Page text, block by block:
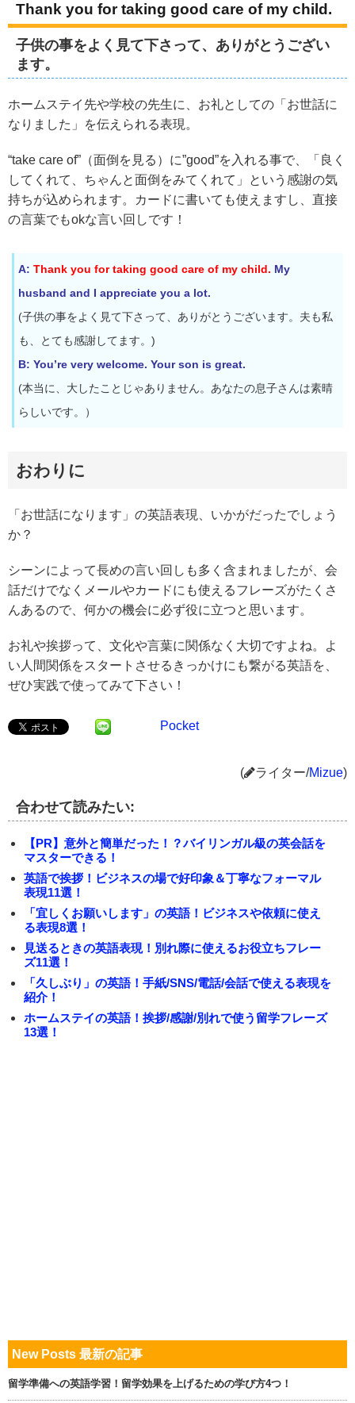
Thank you for taking good care of my child.
子供の事をよく見て下さって、ありがとうござい
ます。
ホームステイ先や学校の先生に、お礼としての「お世話に
なりました」を伝えられる表現。
“take care of”（面倒を見る）に”good”を入れる事で、「良く
してくれて、ちゃんと面倒をみてくれて」という感謝の気
持ちが込められます。カードに書いても使えますし、直接
の言葉でもokな言い回しです！
A: Thank you for taking good care of my child. My
husband and I appreciate you a lot.
(子供の事をよく見て下さって、ありがとうございます。夫も私
も、とても感謝してます。)
B: You’re very welcome. Your son is great.
(本当に、大したことじゃありません。あなたの息子さんは素晴
らしいです。）
おわりに
「お世話になります」の英語表現、いかがだったでしょう
か？
シーンによって長めの言い回しも多く含まれましたが、会
話だけでなくメールやカードにも使えるフレーズがたくさ
んあるので、何かの機会に必ず役に立つと思います。
お礼や挨拶って、文化や言葉に関係なく大切ですよね。よ
い人間関係をスタートさせるきっかけにも繋がる英語を、
ぜひ実践で使ってみて下さい！
Pocket
( ライター/Mizue)
合わせて読みたい:
【PR】意外と簡単だった！？バイリンガル級の英会話を
マスターできる！
英語で挨拶！ビジネスの場で好印象＆丁寧なフォーマル
表現11選！
「宜しくお願いします」の英語！ビジネスや依頼に使え
る表現8選！
見送るときの英語表現！別れ際に使えるお役立ちフレー
ズ11選！
「久しぶり」の英語！手紙/SNS/電話/会話で使える表現を
紹介！
ホームステイの英語！挨拶/感謝/別れで使う留学フレーズ
13選！
New Posts 最新の記事
留学準備への英語学習！留学効果を上げるための学び方4つ！